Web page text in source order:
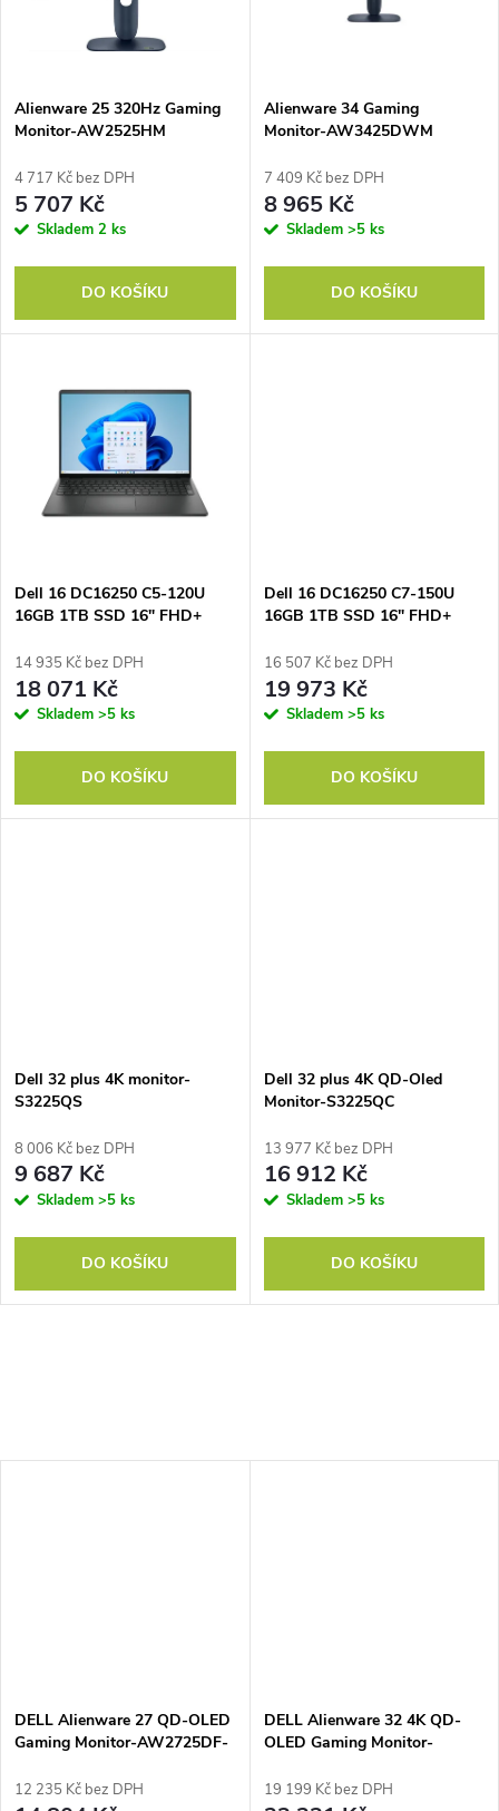
n
p
r
o
u
s
p
r
o
d
Alienware 25 320Hz Gaming
Monitor-AW2525HM
4 717 Kč bez DPH
5 707 Kč
Skladem 2 ks
DO KOŠÍKU
Alienware 34 Gaming
Monitor-AW3425DWM
7 409 Kč bez DPH
8 965 Kč
Skladem >5 ks
DO KOŠÍKU
Dell 16 DC16250 C5-120U
16GB 1TB SSD 16" FHD+
WLAN W11 Pro 3Y ProSpt
14 935 Kč bez DPH
18 071 Kč
Skladem >5 ks
DO KOŠÍKU
Dell 16 DC16250 C7-150U
16GB 1TB SSD 16" FHD+
WLAN W11 Pro 3Y ProSpt
16 507 Kč bez DPH
19 973 Kč
Skladem >5 ks
DO KOŠÍKU
Dell 32 plus 4K monitor-
S3225QS
8 006 Kč bez DPH
9 687 Kč
Skladem >5 ks
DO KOŠÍKU
Dell 32 plus 4K QD-Oled
Monitor-S3225QC
13 977 Kč bez DPH
16 912 Kč
Skladem >5 ks
DO KOŠÍKU
DELL Alienware 27 QD-OLED
Gaming Monitor-AW2725DF-
12 235 Kč bez DPH
DELL Alienware 32 4K QD-
OLED Gaming Monitor-
19 199 Kč bez DPH